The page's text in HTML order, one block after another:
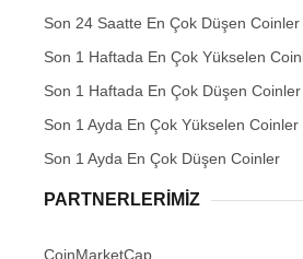
Son 24 Saatte En Çok Düşen Coinler
Son 1 Haftada En Çok Yükselen
Son 1 Haftada En Çok Düşen Coinler
Son 1 Ayda En Çok Yükselen Coinler
Son 1 Ayda En Çok Düşen Coinler
PARTNERLERIMIZ
CoinMarketCap